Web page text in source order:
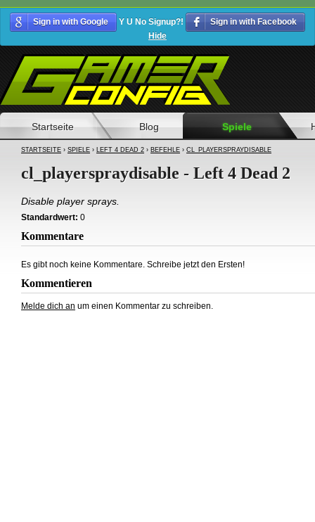
Sign in with Google Y U No Signup?!
Sign in with Facebook
Hide
Startseite Blog Spiele
STARTSEITE › SPIELE › LEFT 4 DEAD 2 › BEFEHLE › CL_PLAYERSPRAYDISABLE
cl_playerspraydisable - Left 4 Dead 2
Disable player sprays.
Standardwert: 0
Kommentare
Es gibt noch keine Kommentare. Schreibe jetzt den Ersten!
Kommentieren
Melde dich an um einen Kommentar zu schreiben.